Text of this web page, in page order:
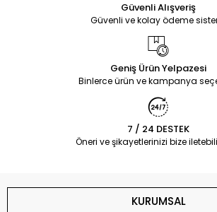
Güvenli Alışveriş
Güvenli ve kolay ödeme
Geniş Ürün Yelpazesi
Binlerce ürün ve kampanya
7 / 24 DESTEK
Öneri ve şikayetlerinizi bize
KURUMSAL